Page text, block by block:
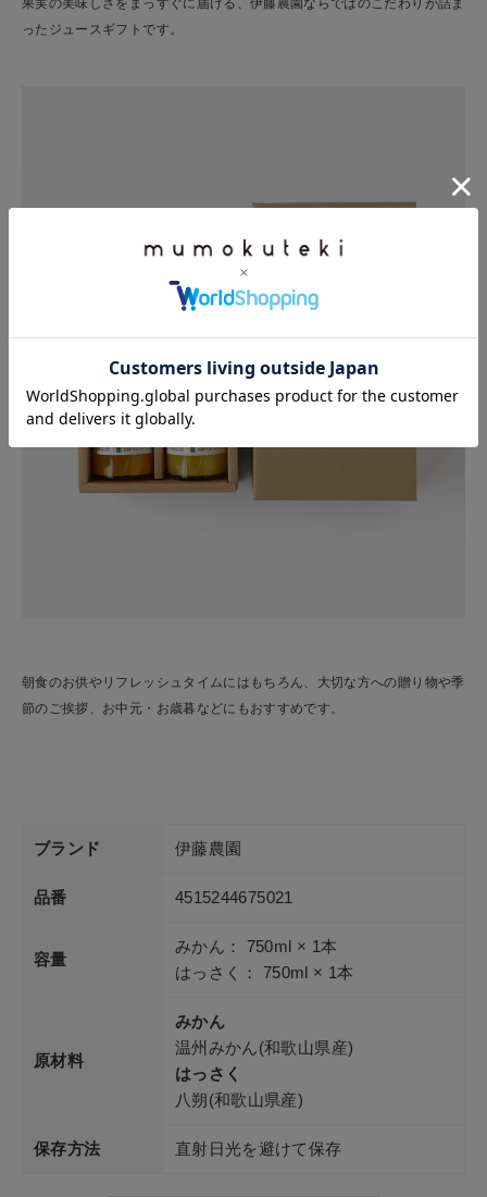
ったジュースギフトです。
朝食のお供やリフレッシュタイムにはもちろん、大切な方への贈り物や季
節のご挨拶、お中元・お歳暮などにもおすすめです。
ブランド 伊藤農園
品番 4515244675021
容量
みかん： 750ml × 1本
はっさく： 750ml × 1本
原材料
みかん
温州みかん(和歌山県産)
はっさく
八朔(和歌山県産)
保存方法 直射日光を避けて保存